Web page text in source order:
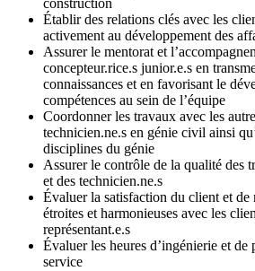
construction
Établir des relations clés avec les
activement au développement des
Assurer le mentorat et
concepteur.rice.s junior.e.s en
connaissances et en favorisant le
compétences au sein de l’équipe
Coordonner les travaux avec les
technicien.ne.s en génie civil ainsi
disciplines du génie
Assurer le contrôle de la qualité des
et des technicien.ne.s
Évaluer la satisfaction du client et de
étroites et harmonieuses avec les
représentant.e.s
Évaluer les heures d’ingénierie et de
service